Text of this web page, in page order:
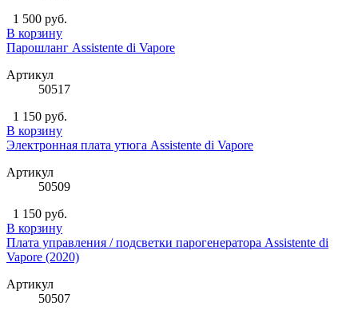
1 500 руб.
В корзину
Парошланг Assistente di Vapore
Артикул
50517
1 150 руб.
В корзину
Электронная плата утюга Assistente di Vapore
Артикул
50509
1 150 руб.
В корзину
Плата управления / подсветки парогенератора Assistente di
Vapore (2020)
Артикул
50507